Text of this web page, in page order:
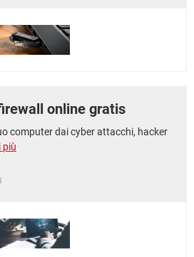
online gratis
computer dai cyber attacchi, hacker
più